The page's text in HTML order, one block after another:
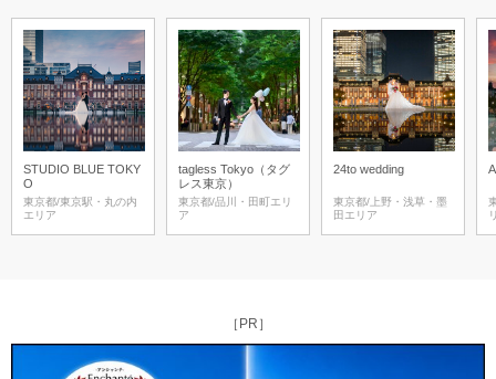
STUDIO BLUE TOKY
O
東京都/東京駅・丸の内
エリア
tagless Tokyo（タグ
レス東京）
東京都/品川・田町エリ
ア
24to wedding
東京都/上野・浅草・墨
田エリア
［PR］